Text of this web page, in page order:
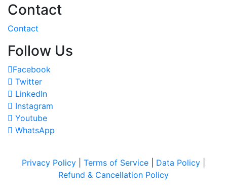
Contact
Contact
Follow Us
Facebook
Twitter
LinkedIn
Instagram
Youtube
WhatsApp
Privacy Policy Terms of Service Data Policy
Refund & Cancellation Policy